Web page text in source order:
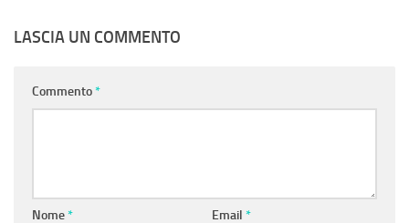
LASCIA UN COMMENTO
Commento*
Nome* Email *